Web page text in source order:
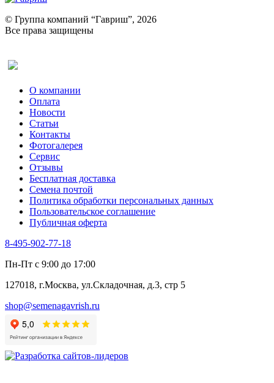
Ревень
Рукола
Рута
Тмин
Трава для чая
Туласи
Укроп
Фенхель пряный
Хризантема овощная
Цикорий пряный
Цикорий салатный (Витлуф)
Черемша
Шпинат
Щавель
Эндивий
Эстрагон
Алтей
Бессмертник
Валериана
Валерианелла
Гибискус лекарственный
Девясил
Душица
Змееголовник
© Группа компаний “Гавриш”, 2026
Все права защищены
О компании
Оплата
Новости
Статьи
Контакты
Фотогалерея​
Сервис
Отзывы
Бесплатная доставка
Семена почтой
Политика обработки персональных данных
Пользовательское соглашение
Публичная оферта
8-495-902-77-18
Пн-Пт с 9:00 до 17:00
127018, г.Москва, ул.Складочная, д.3, стр 5
shop@semenagavrish.ru